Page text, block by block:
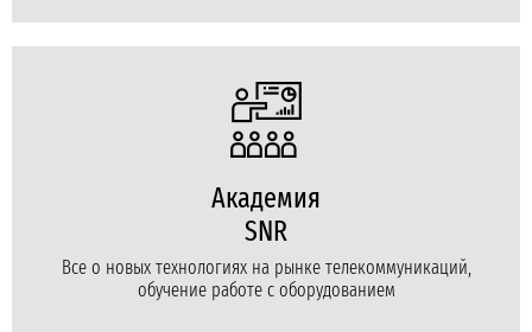
Академия
SNR
Все о новых технологиях на рынке телекоммуникаций,
обучение работе с оборудованием